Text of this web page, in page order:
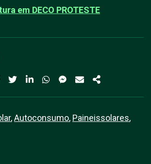
em DECO PROTESTE
,Autoconsumo, Paineissolares,